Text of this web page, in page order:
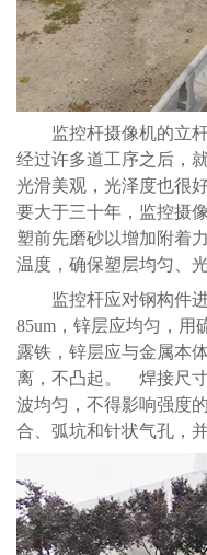
监控杆摄像机的立
经过许多道工序之后，
光滑美观，光泽度也很
要大于三十年，监控摄
塑前先磨砂以增加附着
温度，确保塑层均匀、
监控杆应对钢构件
85um，锌层应均匀，用
露铁，锌层应与金属本
离，不凸起。 焊接尺
波均匀，不得影响强度
合、弧坑和针状气孔，